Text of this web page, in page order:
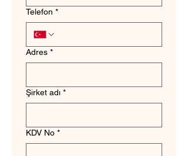
Telefon *
Adres *
Şirket adı *
KDV No *